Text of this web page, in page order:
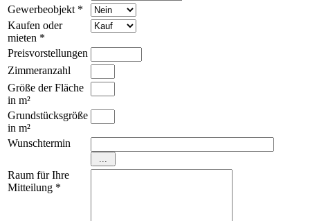
Gewerbeobjekt *
Kaufen oder
mieten *
Preisvorstellungen
Zimmeranzahl
Größe der Fläche
in m²
Grundstücksgröße
in m²
Wunschtermin
Raum für Ihre
Mitteilung *